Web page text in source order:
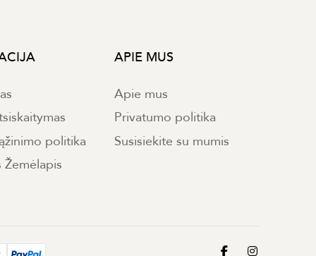
politika
Žemėlapis
APIE MUS
Apie mus
Privatumo politika
Susisiekite su mumis